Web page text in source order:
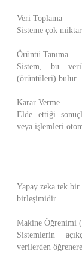
Veri Toplama
Sisteme çok
Örüntü Tanıma
Sistem, bu
(örüntüleri) bulur.
Karar Verme
Elde ettiği
veya işlemleri
Yapay zeka tek
birleşimidir.
Makine Öğrenimi
Sistemlerin
verilerden